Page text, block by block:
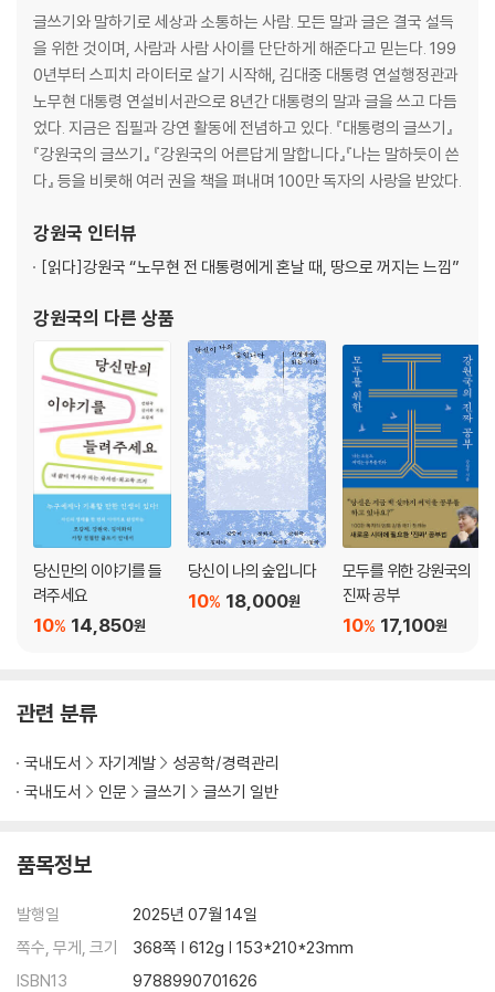
: 쓰고 싶지 않은 당신이 끝까지 쓰게 되는 조건들
2장 책 쓰기 기초체력 연마
책을 쓴다는 건, 버티는 일이다
: 지구력
:습관력
: 사고력
한눈팔기에서 시작되는 책 쓰기 비밀
: 관찰력
묻지 않으면 쓸 수 없다
: 질문력
혼잣말로 출발하는 책 쓰기 마법
: 발화력
줄일 수 있으면 쓸 수 있다
: 요약력
: 통찰력
책은 기억의 퍼즐이다
: 기억력
: 어휘력
나만의 문체를 갖자
: 문장력
글쓰기와 말하기로 세상과 소통하는 사람. 모든 말과 글은 결국 설득
을 위한 것이며, 사람과 사람 사이를 단단하게 해준다고 믿는다. 199
0년부터 스피치 라이터로 살기 시작해, 김대중 대통령 연설행정관과
노무현 대통령 연설비서관으로 8년간 대통령의 말과 글을 쓰고 다듬
었다. 지금은 집필과 강연 활동에 전념하고 있다. 『대통령의 글쓰기』
『강원국의 글쓰기』 『강원국의 어른답게 말합니다』『나는 말하듯이 쓴
다』 등을 비롯해 여러 권을 책을 펴내며 100만 독자의 사랑을 받았다.
강원국 인터뷰
[읽다]강원국 “노무현 전 대통령에게 혼날 때, 땅으로 꺼지는 느낌”
강원국의 다른 상품
당신만의 이야기를 들
려주세요
14,850원
10%
당신이 나의 숲입니다
18,000원
10%
모두를 위한 강원국의
진짜 공부
17,100원
10%
관련 분류
국내도서 자기계발
성공학/경력관리
국내도서
인문 글쓰기 글쓰기 일반
품목정보
발행일
2025년 07월 14일
쪽수, 무게, 크기
368쪽 | 612g | 153*210*23mm
ISBN13
9788990701626